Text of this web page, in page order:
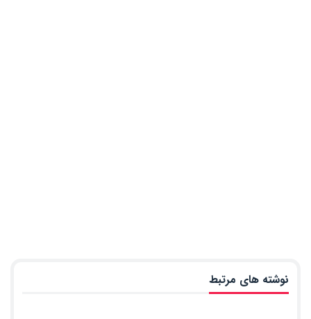
نوشته های مرتبط